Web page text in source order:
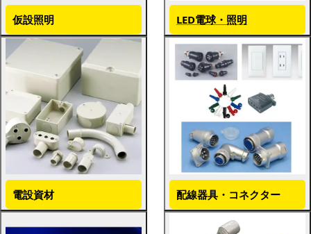
仮設照明 LED電球・照明
電設資材 配線器具・コネクター